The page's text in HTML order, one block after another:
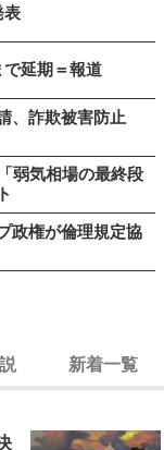
表
延期＝報道
、詐欺被害防止
弱気相場の最終段
政権が倫理規定協
新着一覧